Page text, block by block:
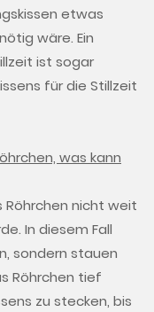
etwas
wäre. Ein
ist sogar
für die Stillzeit
was kann
Röhrchen nicht weit
In diesem Fall
sondern stauen
Röhrchen tief
zu stecken, bis